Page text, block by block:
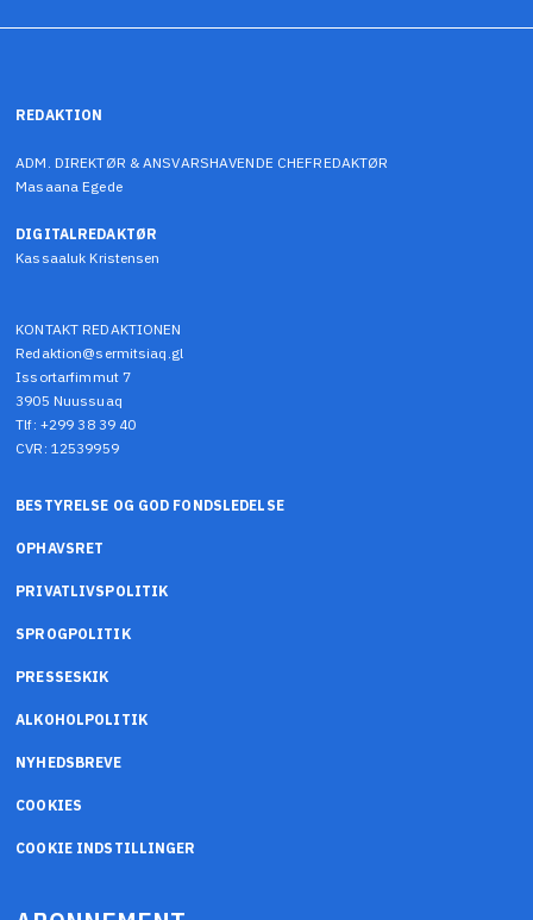
REDAKTION
ADM. DIREKTØR & ANSVARSHAVENDE CHEFREDAKTØR
Masaana Egede
DIGITALREDAKTØR
Kassaaluk Kristensen
KONTAKT REDAKTIONEN
Redaktion@sermitsiaq.gl
Issortarfimmut 7
3905 Nuussuaq
Tlf: +299 38 39 40
CVR: 12539959
BESTYRELSE OG GOD FONDSLEDELSE
OPHAVSRET
PRIVATLIVSPOLITIK
SPROGPOLITIK
PRESSESKIK
ALKOHOLPOLITIK
NYHEDSBREVE
COOKIES
COOKIE INDSTILLINGER